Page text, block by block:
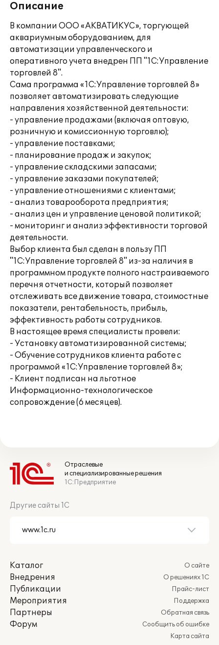
Описание
В компании ООО «АКВАТИКУС», торгующей
аквариумным оборудованием, для
автоматизации управленческого и
оперативного учета внедрен ПП "1С:Управление
торговлей 8".
Сама программа «1С:Управление торговлей 8»
позволяет автоматизировать следующие
направления хозяйственной деятельности:
- управление продажами (включая оптовую,
розничную и комиссионную торговлю);
- управление поставками;
- планирование продаж и закупок;
- управление складскими запасами;
- управление заказами покупателей;
- управление отношениями с клиентами;
- анализ товарооборота предприятия;
- анализ цен и управление ценовой политикой;
- мониторинг и анализ эффективности торговой
деятельности.
Выбор клиента был сделан в пользу ПП
"1С:Управление торговлей 8" из-за наличия в
программном продукте полного настраиваемого
перечня отчетности, который позволяет
отслеживать все движение товара, стоимостные
показатели, рентабельность, прибыль,
эффективность работы сотрудников.
В настоящее время специалисты провели:
- Установку автоматизированной системы;
- Обучение сотрудников клиента работе с
программой «1С:Управление торговлей 8»;
- Клиент подписан на льготное
Информационно-технологическое
сопровождение (6 месяцев).
Отраслевые
и специализированные решения
1С:Предприятие
Другие сайты 1С
Каталог
Внедрения
Публикации
Мероприятия
Партнеры
Форум
О сайте
О решениях 1С
Прайс-лист
Поддержка
Обратная связь
Сообщить об ошибке
Карта сайта